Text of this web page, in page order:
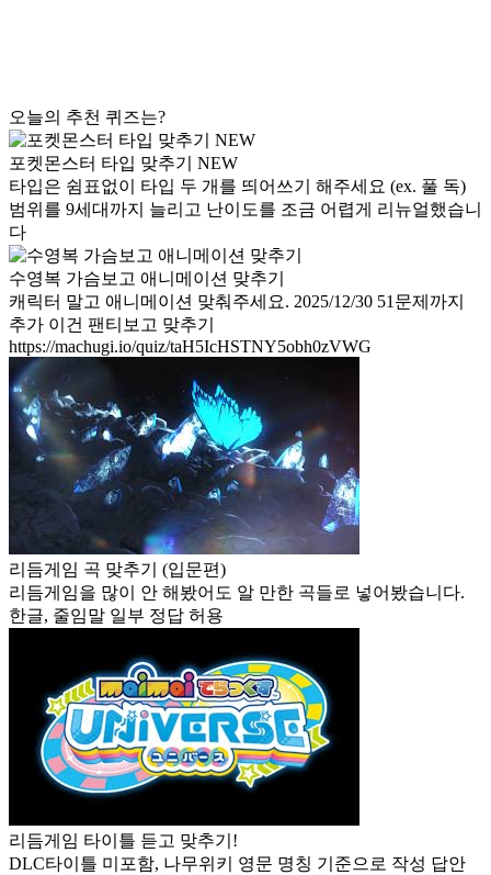
오늘의 추천 퀴즈는?
포켓몬스터 타입 맞추기 NEW
타입은 쉼표없이 타입 두 개를 띄어쓰기 해주세요 (ex. 풀 독)
범위를 9세대까지 늘리고 난이도를 조금 어렵게 리뉴얼했습니
다
수영복 가슴보고 애니메이션 맞추기
캐릭터 말고 애니메이션 맞춰주세요. 2025/12/30 51문제까지
추가 이건 팬티보고 맞추기
https://machugi.io/quiz/taH5IcHSTNY5obh0zVWG
리듬게임 곡 맞추기 (입문편)
리듬게임을 많이 안 해봤어도 알 만한 곡들로 넣어봤습니다.
한글, 줄임말 일부 정답 허용
리듬게임 타이틀 듣고 맞추기!
DLC타이틀 미포함, 나무위키 영문 명칭 기준으로 작성 답안